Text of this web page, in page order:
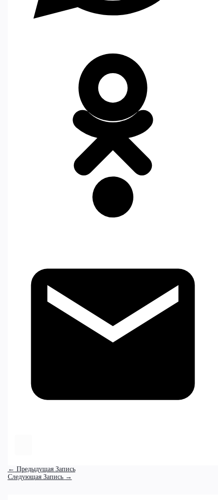
← Предыдущая Запись
Следующая Запись →